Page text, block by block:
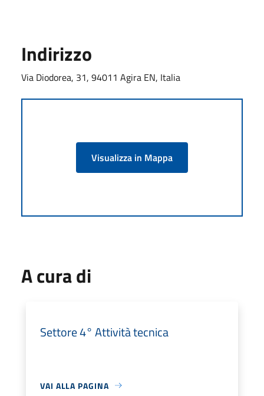
Indirizzo
Via Diodorea, 31, 94011 Agira EN, Italia
Visualizza in Mappa
A cura di
Settore 4° Attività tecnica
VAI ALLA PAGINA